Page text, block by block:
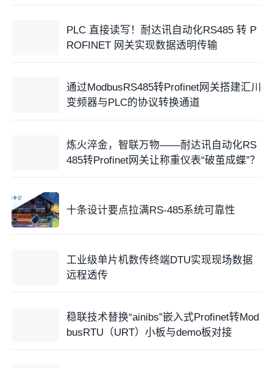
PLC 直接读写！耐达讯自动化RS485 转 P
ROFINET 网关实现数据透明传输
通过ModbusRS485转Profinet网关搭建汇川
变频器与PLC的协议转换通道
炼火淬金，智联万物——耐达讯自动化RS
485转Profinet网关让称重仪表“破茧成蝶”？
十条设计要点拉满RS-485系统可靠性
工业级单片机数传终端DTU实现现场数据
远程透传
稳联技术替换“ainibs”嵌入式Profinet转Mod
busRTU（URT）小板与demo板对接